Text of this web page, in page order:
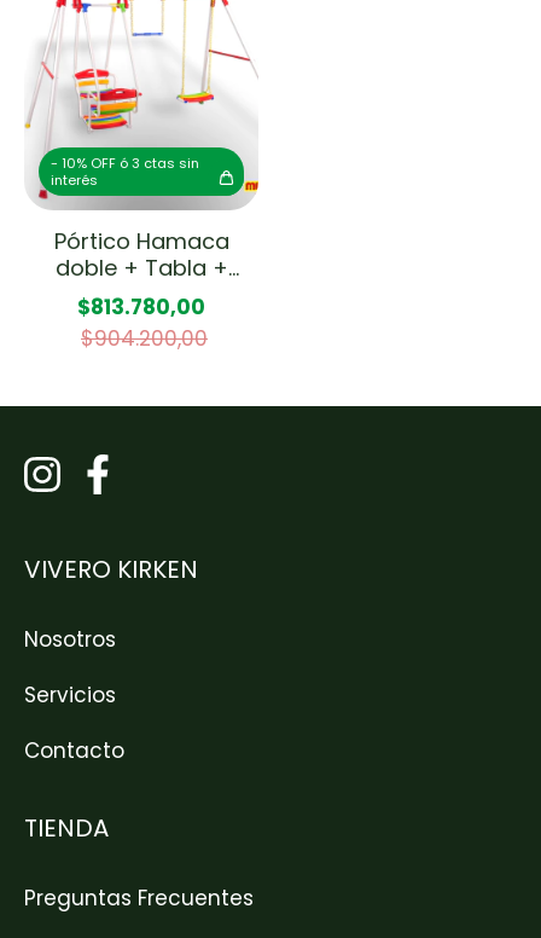
- 10% OFF ó 3 ctas sin
interés
Pórtico Hamaca
doble + Tabla +
Trapecio
$813.780,00
$904.200,00
VIVERO KIRKEN
Nosotros
Servicios
Contacto
TIENDA
Preguntas Frecuentes